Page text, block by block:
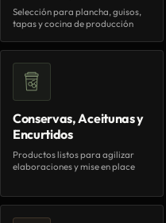
Selección para plancha, guisos,
tapas y cocina de producción
Conservas, Aceitunas y
Encurtidos
Productos listos para agilizar
elaboraciones y mise en place